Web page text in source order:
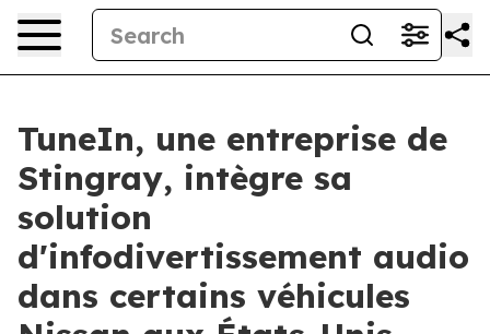
TuneIn, une entreprise de
Stingray, intègre sa
solution
d'infodivertissement audio
dans certains véhicules